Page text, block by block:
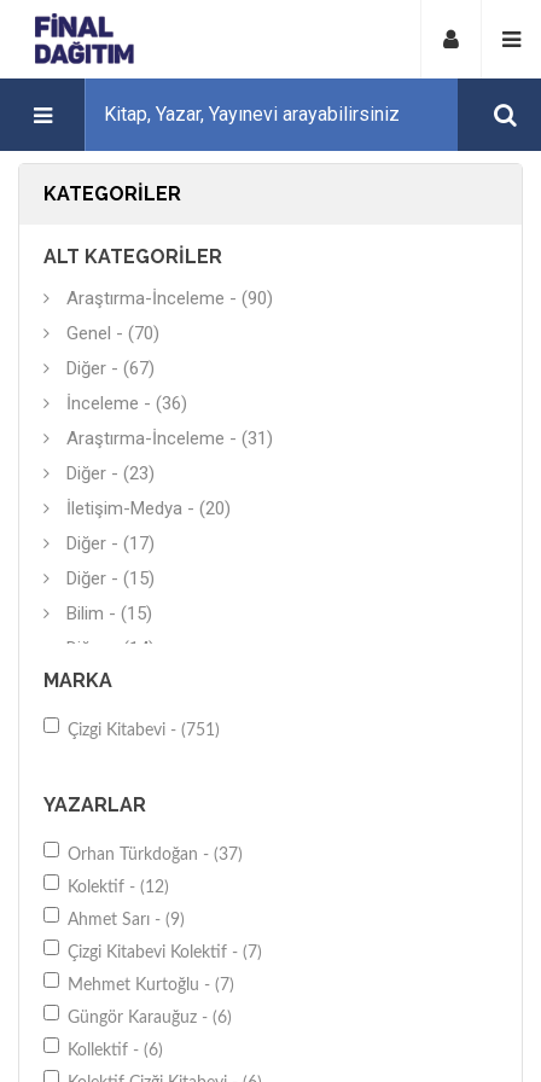
KATEGORILER
ALT KATEGORILER
Araştırma-İnceleme - (90)
Genel - (70)
Diğer - (67)
İnceleme - (36)
Araştırma-İnceleme - (31)
Diğer - (23)
İletişim-Medya - (20)
Diğer - (17)
Diğer - (15)
Bilim - (15)
Diğer - (14)
Araştırma-İnceleme - (14)
Diğer - (12)
Araştırma-İnceleme - (10)
Üniversite - (10)
Uluslararası Siyaset - (9)
Şehirler-Bölgeler - (9)
Türk-Osmanlı - (8)
Diğer - (7)
Araştırma-İnceleme - (6)
MARKA
Çizgi Kitabevi - (751)
YAZARLAR
Orhan Türkdoğan - (37)
Kolektif - (12)
Ahmet Sarı - (9)
Çizgi Kitabevi Kolektif - (7)
Mehmet Kurtoğlu - (7)
Güngör Karauğuz - (6)
Kollektif - (6)